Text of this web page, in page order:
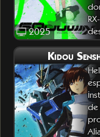
2025
Kidou
de